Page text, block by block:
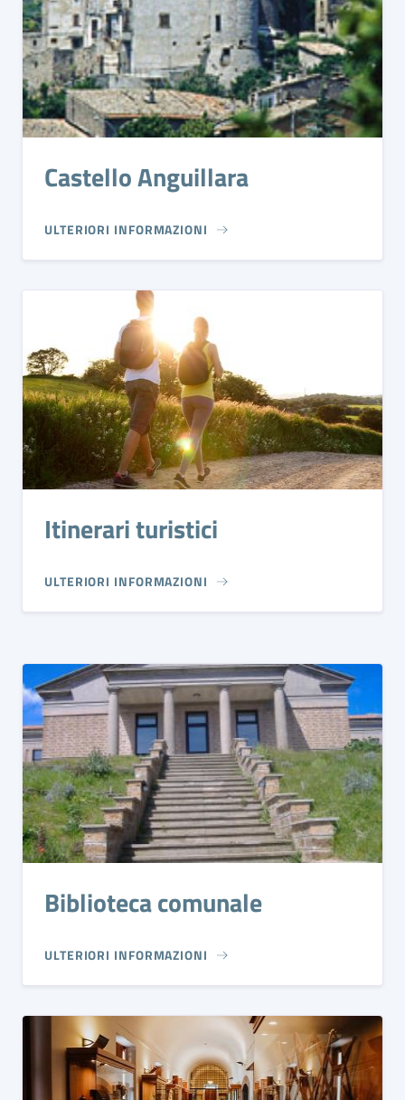
Castello Anguillara
ULTERIORI INFORMAZIONI
Itinerari turistici
ULTERIORI INFORMAZIONI
Biblioteca comunale
ULTERIORI INFORMAZIONI